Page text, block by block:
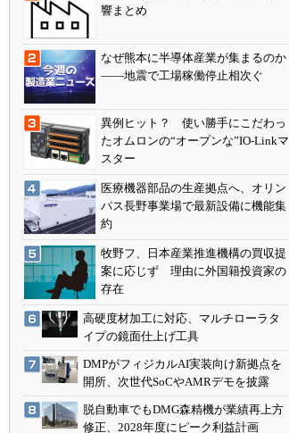
響まとめ
なぜ熊本に半導体産業が集まるのか
――地震で工場稼働停止相次ぐ
異例ヒット？ 使い勝手にこだわっ
たオムロンの“オープンな”IO-Linkマ
スター
医療機器部品の生産拠点へ、オリン
パス長野事業場で最新設備に機能集
約
牧野フ、日本産業推進機構の買収提
案に応じず 理由に外国籍投資家の
存在
高硬度材加工に対応、マルチローラタ
イプの鏡面仕上げ工具
DMPがフィジカルAI実装向け新拠点を
開所、次世代SoCやAMRデモを披露
脱自動車でもDMG森精機が業績再上方
修正、2028年度にピーク利益計画